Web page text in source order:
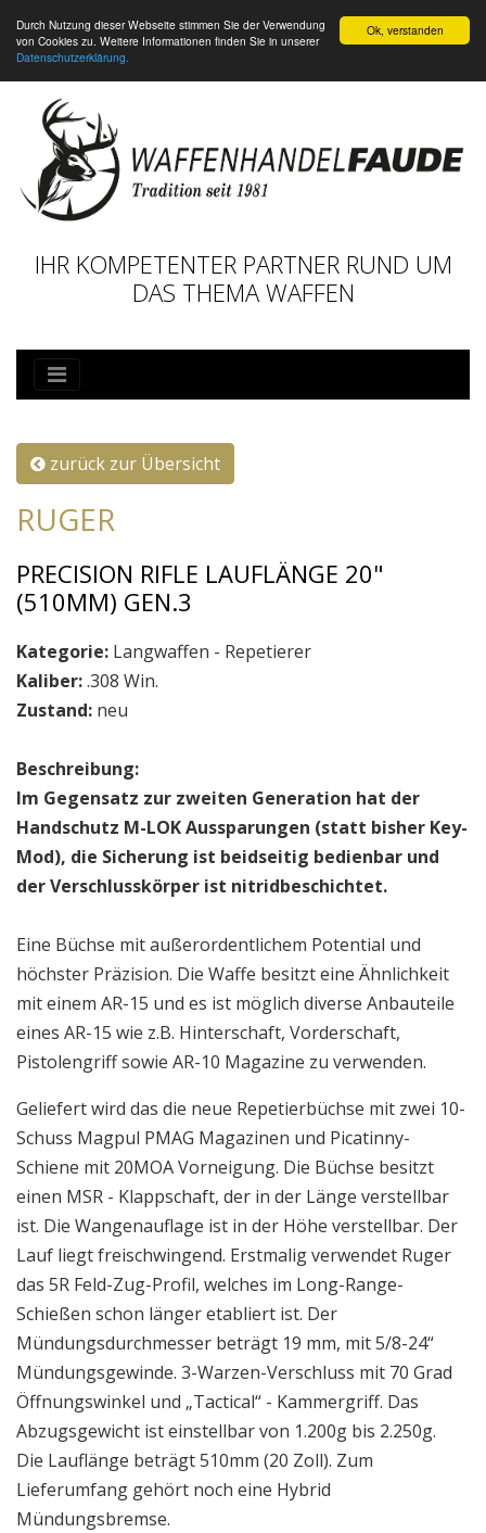
Ok, verstanden
Durch Nutzung dieser Webseite stimmen Sie der Verwendung
von Cookies zu. Weitere Informationen finden Sie in unserer
Datenschutzerklärung.
IHR KOMPETENTER PARTNER RUND UM
DAS THEMA WAFFEN
zurück zur Übersicht
RUGER
PRECISION RIFLE LAUFLÄNGE 20"
(510MM) GEN.3
Kategorie: Langwaffen - Repetierer
Kaliber:.308 Win.
Zustand: neu
Beschreibung:
Im Gegensatz zur zweiten Generation hat der
Handschutz M-LOK Aussparungen (statt bisher Key-
Mod), die Sicherung ist beidseitig bedienbar und
der Verschlusskörper ist nitridbeschichtet.
Eine Büchse mit außerordentlichem Potential und
höchster Präzision. Die Waffe besitzt eine Ähnlichkeit
mit einem AR-15 und es ist möglich diverse Anbauteile
eines AR-15 wie z.B. Hinterschaft, Vorderschaft,
Pistolengriff sowie AR-10 Magazine zu verwenden.
Geliefert wird das die neue Repetierbüchse mit zwei 10-
Schuss Magpul PMAG Magazinen und Picatinny-
Schiene mit 20MOA Vorneigung. Die Büchse besitzt
einen MSR - Klappschaft, der in der Länge verstellbar
ist. Die Wangenauflage ist in der Höhe verstellbar. Der
Lauf liegt freischwingend. Erstmalig verwendet Ruger
das 5R Feld-Zug-Profil, welches im Long-Range-
Schießen schon länger etabliert ist. Der
Mündungsdurchmesser beträgt 19 mm, mit 5/8-24“
Mündungsgewinde. 3-Warzen-Verschluss mit 70 Grad
Öffnungswinkel und „Tactical“ - Kammergriff. Das
Abzugsgewicht ist einstellbar von 1.200g bis 2.250g.
Die Lauflänge beträgt 510mm (20 Zoll). Zum
Lieferumfang gehört noch eine Hybrid
Mündungsbremse.